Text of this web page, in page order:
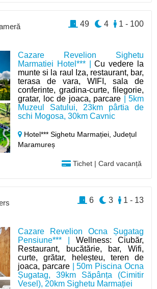
Cazare Revelion Sighetu
Marmatiei Hotel*** |Cu vedere la
munte si la raul Iza, restaurant, bar,
terasa de vara, WIFI, sala de
conferinte, gradina-curte, filegorie,
gratar, loc de joaca, parcare | 5km
Muzeul Satului, 23km pârtia de
schi Mogosa, 30km Cavnic
Hotel*** Sighetu Marmației,Județul
Maramureș
Tichet | Card vacanță
1 - 100
4
49
Cazare Revelion Ocna Șugatag
Pensiune*** |Wellness: Ciubăr,
Restaurant, bucătărie, bar, Wifi,
curte, grătar, heleșteu, teren de
joaca, parcare| 50m Piscina Ocna
Șugatag, 39km Săpânța (Cimitir
Vesel), 20km Sighetu Marmației
1 - 13
3
6